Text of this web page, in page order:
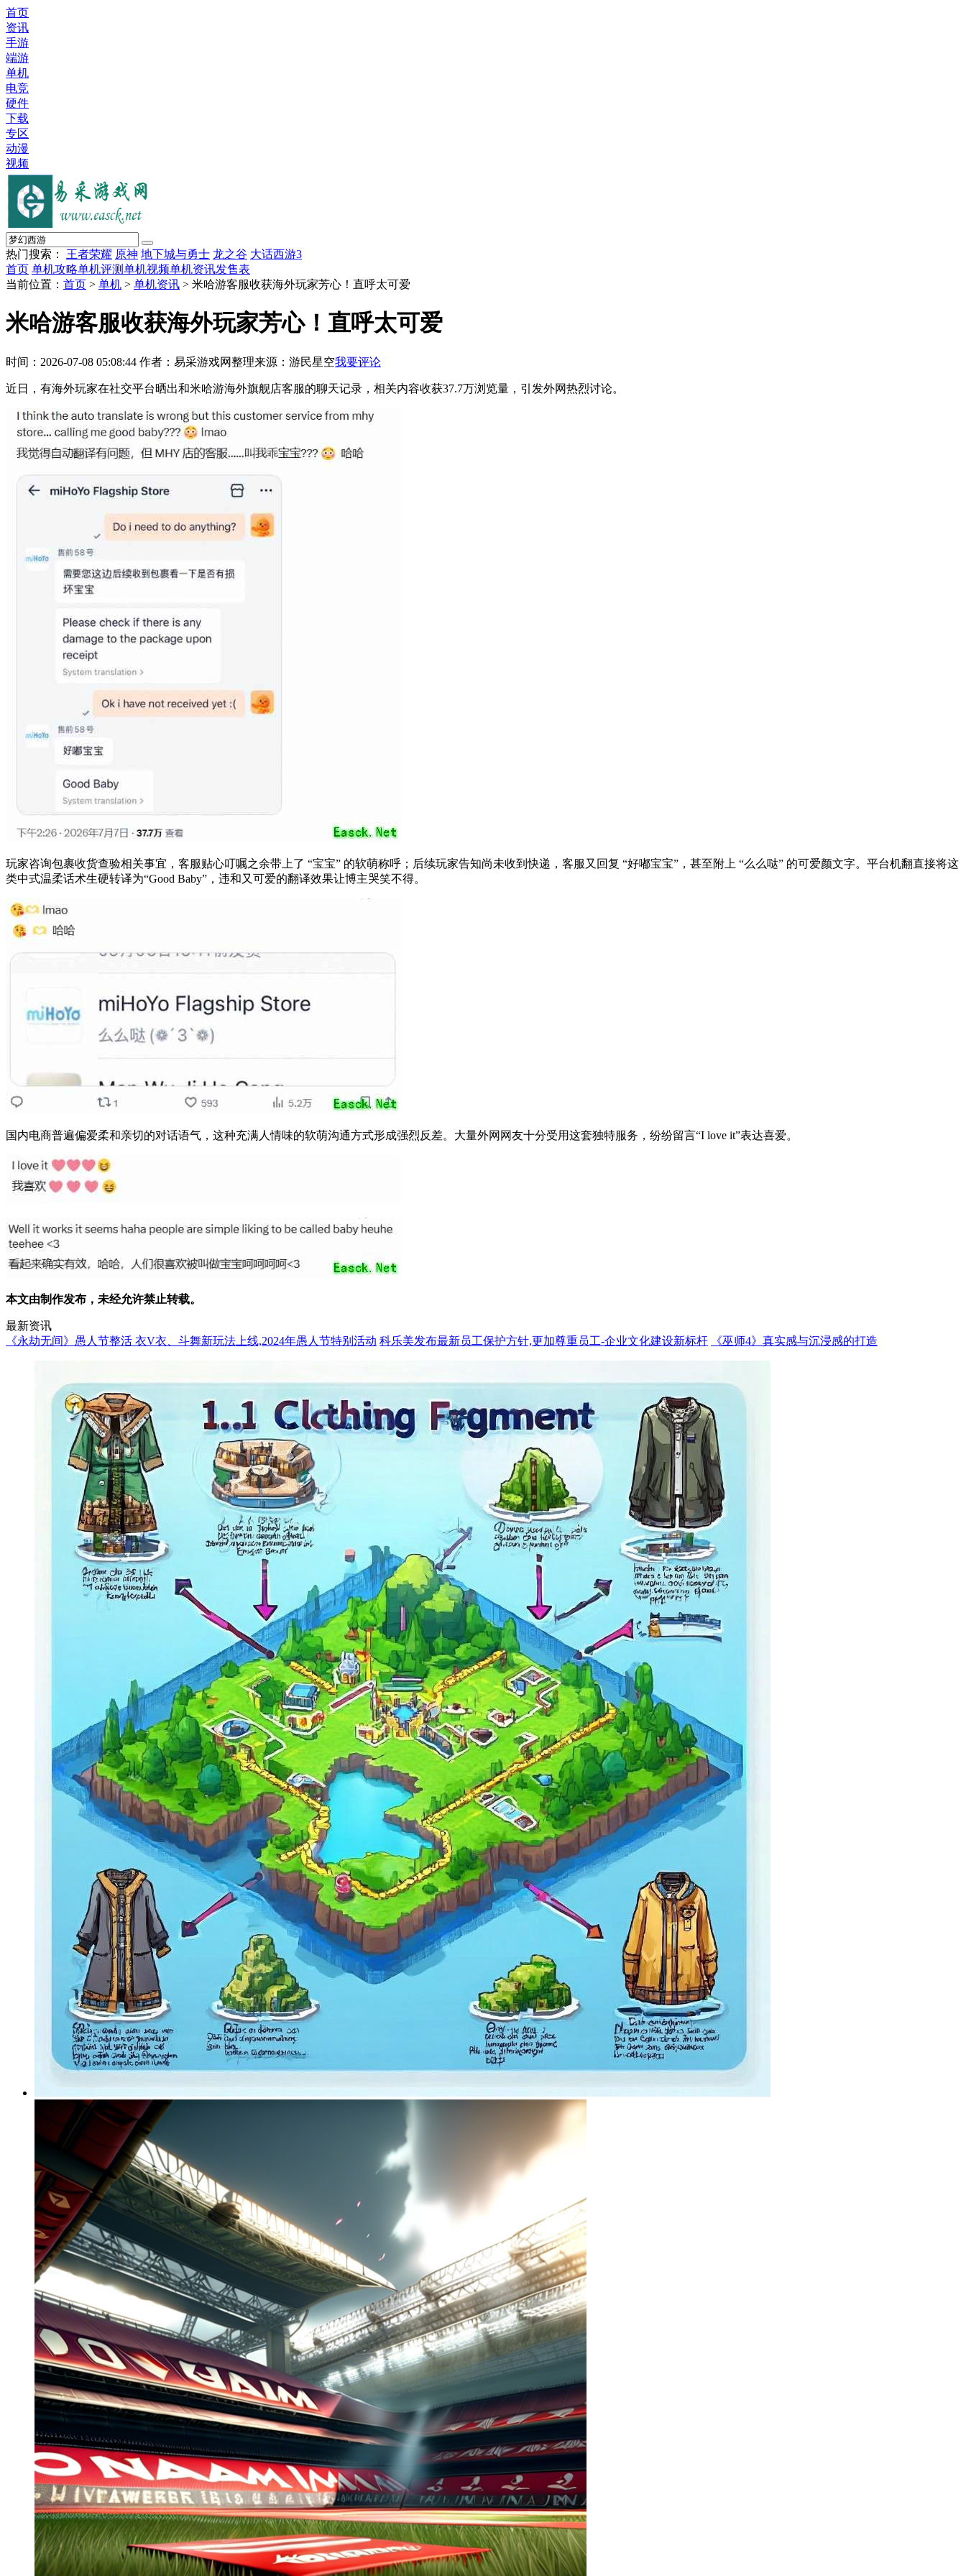
首页
资讯
手游
端游
单机
电竞
硬件
下载
专区
动漫
视频
热门搜索： 王者荣耀 原神 地下城与勇士 龙之谷 大话西游3
首页 单机攻略单机评测单机视频单机资讯发售表
当前位置： 首页 > 单机 > 单机资讯 > 米哈游客服收获海外玩家芳心！直呼太可爱
米哈游客服收获海外玩家芳心！直呼太可爱
时间：2026-07-08 05:08:44 作者：易采游戏网整理来源：游民星空我要评论
近日，有海外玩家在社交平台晒出和米哈游海外旗舰店客服的聊天记录，相关内容收获37.7万浏览量，引发外网热烈讨论。
玩家咨询包裹收货查验相关事宜，客服贴心叮嘱之余带上了 “宝宝” 的软萌称呼；后续玩家告知尚未收到快递，客服又回复 “好嘟宝宝”，甚至附上 “么么哒” 的可爱颜文字。平台机翻直接将这
类中式温柔话术生硬转译为“Good Baby”，违和又可爱的翻译效果让博主哭笑不得。
国内电商普遍偏爱柔和亲切的对话语气，这种充满人情味的软萌沟通方式形成强烈反差。大量外网网友十分受用这套独特服务，纷纷留言“I love it”表达喜爱。
本文由制作发布，未经允许禁止转载。
最新资讯
《永劫无间》愚人节整活 衣V衣、斗舞新玩法上线,2024年愚人节特别活动 科乐美发布最新员工保护方针,更加尊重员工-企业文化建设新标杆 《巫师4》真实感与沉浸感的打造